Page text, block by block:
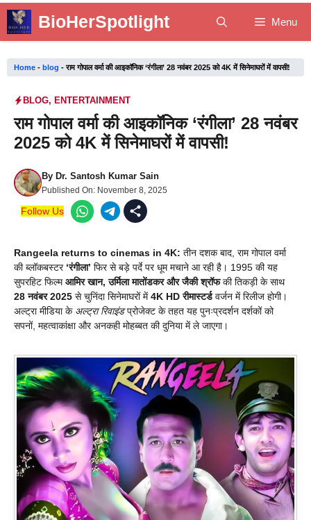
Skip
BioHerSpotlight Menu
Home - blog -राम गोपाल वर्मा की आइकॉनिक ‘रंगीला’ 28 नवंबर 2025 को 4K में सिनेमाघरों में वापसी!
BLOG, ENTERTAINMENT
राम गोपाल वर्मा की आइकॉनिक ‘रंगीला’ 28 नवंबर
2025 को 4K में सिनेमाघरों में वापसी!
By Dr. Santosh Kumar Sain
Published On: November 8, 2025
Follow Us
Rangeela returns to cinemas in 4K: तीन दशक बाद, राम गोपाल वर्मा
की ब्लॉकबस्टर ‘रंगीला’ फिर से बड़े पर्दे पर धूम मचाने आ रही है। 1995 की यह
सुपरहिट फिल्मआमिर खान, उर्मिला मातोंडकर और जैकी श्रॉफकी तिकड़ी के साथ
28 नवंबर 2025 से चुनिंदा सिनेमाघरों में4K HD रीमास्टर्डवर्जन में रिलीज होगी।
अल्ट्रा मीडिया के अल्ट्रा रिवाइंडप्रोजेक्ट के तहत यह पुनःप्रदर्शन दर्शकों को
सपनों, महत्वाकांक्षा और अनकही मोहब्बत की दुनिया में ले जाएगा।